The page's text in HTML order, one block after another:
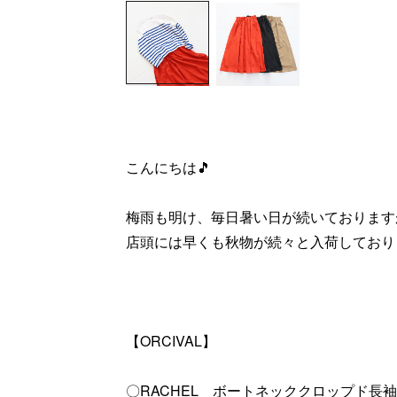
こんにちは🎵
梅雨も明け、毎日暑い日が続いております
店頭には早くも秋物が続々と入荷してお
【ORCIVAL】
〇RACHEL ボートネッククロップド長